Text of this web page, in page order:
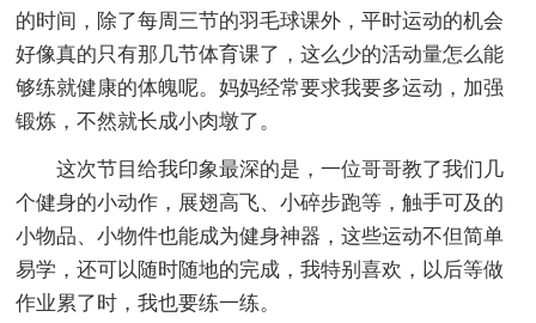
的时间，除了每周三节的羽毛球课外，平时运动的机会
好像真的只有那几节体育课了，这么少的活动量怎么能
够练就健康的体魄呢。妈妈经常要求我要多运动，加强
锻炼，不然就长成小肉墩了。
这次节目给我印象最深的是，一位哥哥教了我们几
个健身的小动作，展翅高飞、小碎步跑等，触手可及的
小物品、小物件也能成为健身神器，这些运动不但简单
易学，还可以随时随地的完成，我特别喜欢，以后等做
作业累了时，我也要练一练。